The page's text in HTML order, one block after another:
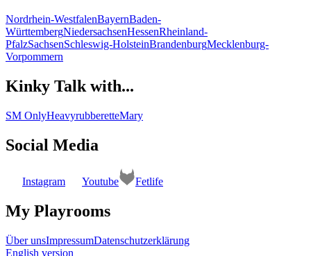
Nordrhein-WestfalenBayernBaden-
WürttembergNiedersachsenHessenRheinland-
PfalzSachsenSchleswig-HolsteinBrandenburgMecklenburg-
Vorpommern
Kinky Talk with...
SM OnlyHeavyrubberetteMary
Social Media
Instagram Youtube Fetlife
My Playrooms
Über unsImpressumDatenschutzerklärung
English version